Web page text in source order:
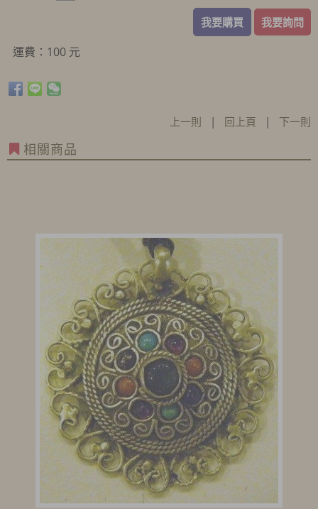
我要購買 我要詢問
運費：100 元
上一則 | 回上頁 | 下一則
相關商品